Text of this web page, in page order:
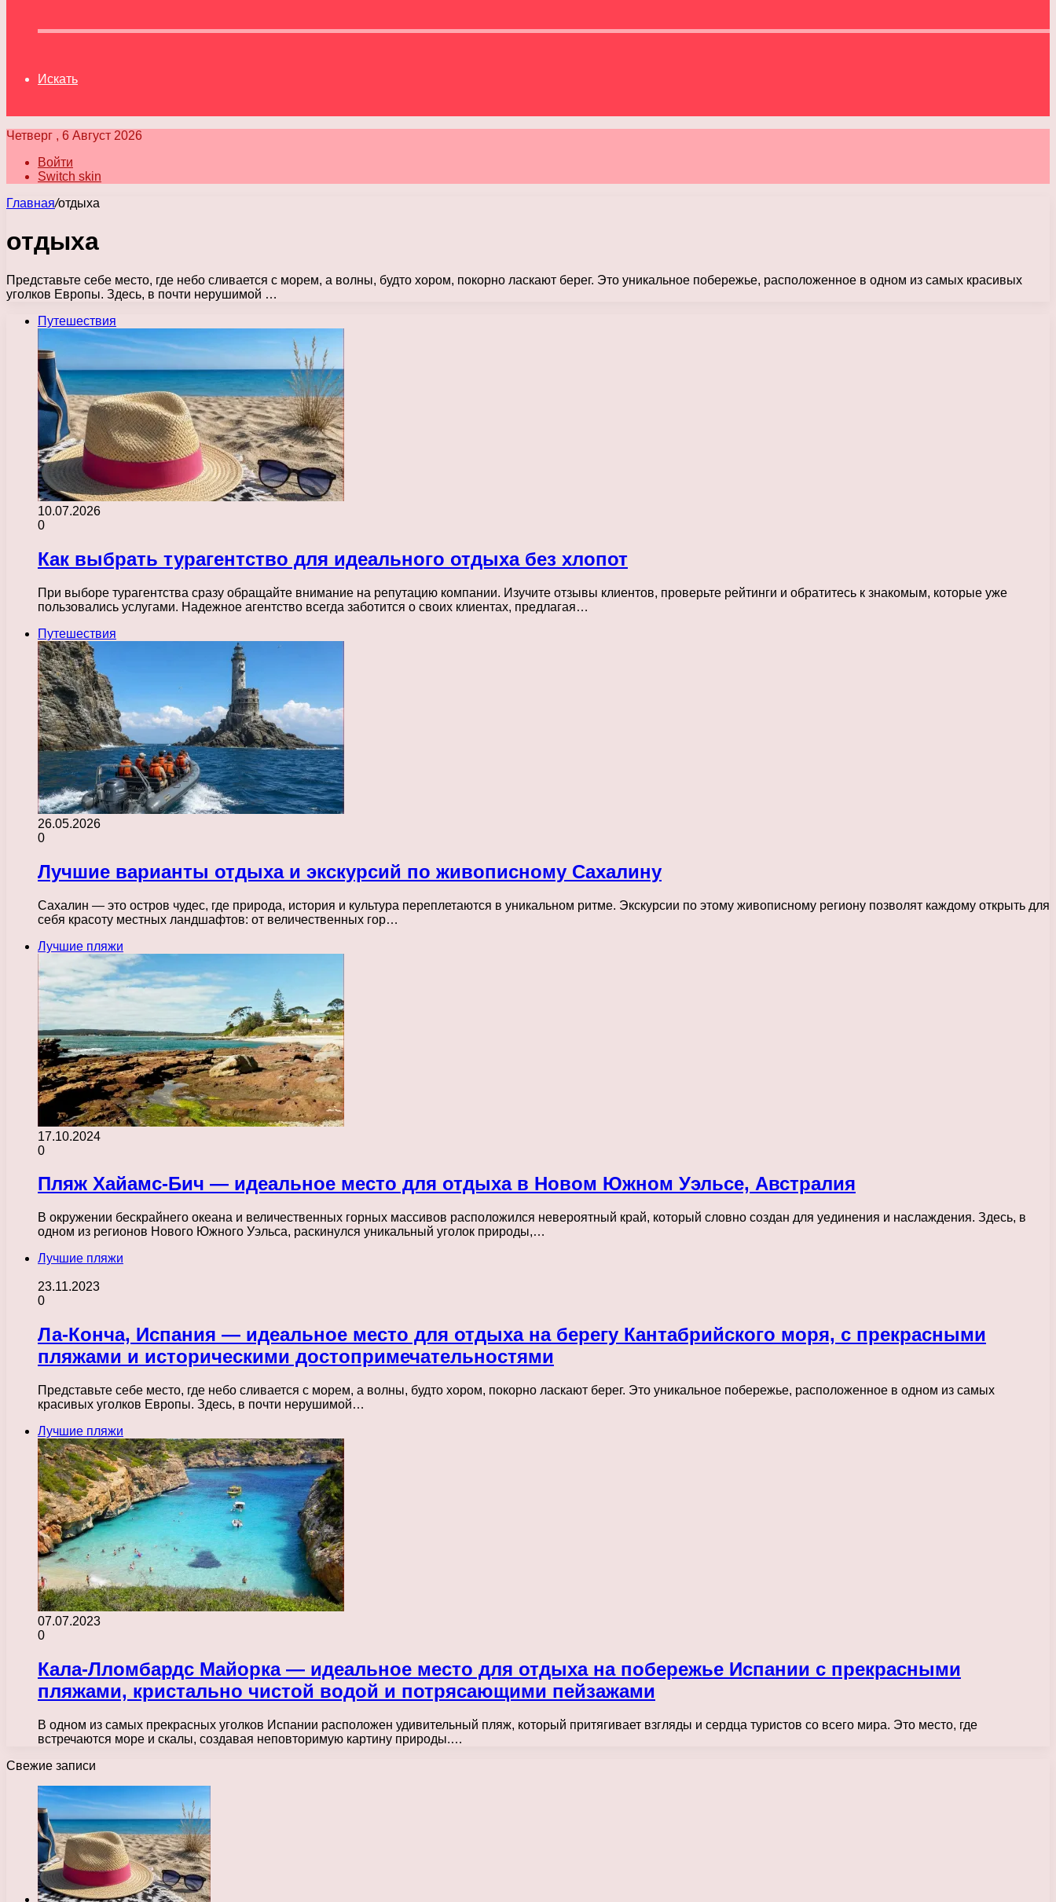
Искать
Четверг , 6 Август 2026
Войти
Switch skin
Главная/отдыха
отдыха
Представьте себе место, где небо сливается с морем, а волны, будто хором, покорно ласкают берег. Это уникальное побережье, расположенное в одном из самых красивых
уголков Европы. Здесь, в почти нерушимой …
Путешествия
10.07.2026
0
Как выбрать турагентство для идеального отдыха без хлопот
При выборе турагентства сразу обращайте внимание на репутацию компании. Изучите отзывы клиентов, проверьте рейтинги и обратитесь к знакомым, которые уже
пользовались услугами. Надежное агентство всегда заботится о своих клиентах, предлагая…
Путешествия
26.05.2026
0
Лучшие варианты отдыха и экскурсий по живописному Сахалину
Сахалин — это остров чудес, где природа, история и культура переплетаются в уникальном ритме. Экскурсии по этому живописному региону позволят каждому открыть для
себя красоту местных ландшафтов: от величественных гор…
Лучшие пляжи
17.10.2024
0
Пляж Хайамс-Бич — идеальное место для отдыха в Новом Южном Уэльсе, Австралия
В окружении бескрайнего океана и величественных горных массивов расположился невероятный край, который словно создан для уединения и наслаждения. Здесь, в
одном из регионов Нового Южного Уэльса, раскинулся уникальный уголок природы,…
Лучшие пляжи
23.11.2023
0
Ла-Конча, Испания — идеальное место для отдыха на берегу Кантабрийского моря, с прекрасными
пляжами и историческими достопримечательностями
Представьте себе место, где небо сливается с морем, а волны, будто хором, покорно ласкают берег. Это уникальное побережье, расположенное в одном из самых
красивых уголков Европы. Здесь, в почти нерушимой…
Лучшие пляжи
07.07.2023
0
Кала-Лломбардс Майорка — идеальное место для отдыха на побережье Испании с прекрасными
пляжами, кристально чистой водой и потрясающими пейзажами
В одном из самых прекрасных уголков Испании расположен удивительный пляж, который притягивает взгляды и сердца туристов со всего мира. Это место, где
встречаются море и скалы, создавая неповторимую картину природы.…
Свежие записи